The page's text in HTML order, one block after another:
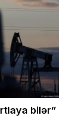
bilər”